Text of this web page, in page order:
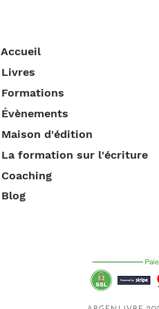
Accueil
Livres
Formations
Évènements
Maison d'édition
La formation sur l'écriture
Coaching
Blog